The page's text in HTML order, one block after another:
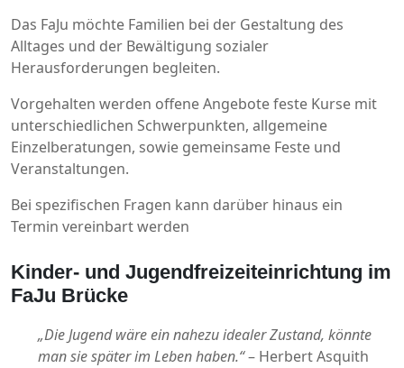
Das FaJu möchte Familien bei der Gestaltung des
Alltages und der Bewältigung sozialer
Herausforderungen begleiten.
Vorgehalten werden offene Angebote feste Kurse mit
unterschiedlichen Schwerpunkten, allgemeine
Einzelberatungen, sowie gemeinsame Feste und
Veranstaltungen.
Bei spezifischen Fragen kann darüber hinaus ein
Termin vereinbart werden
Kinder- und Jugendfreizeiteinrichtung im
FaJu Brücke
„Die Jugend wäre ein nahezu idealer Zustand, könnte
man sie später im Leben haben.“– Herbert Asquith